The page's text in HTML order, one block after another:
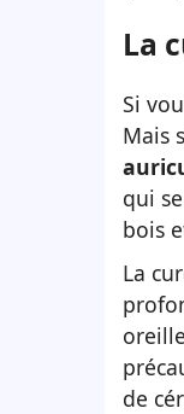
La
Si
Mais
qui
bois
La
de